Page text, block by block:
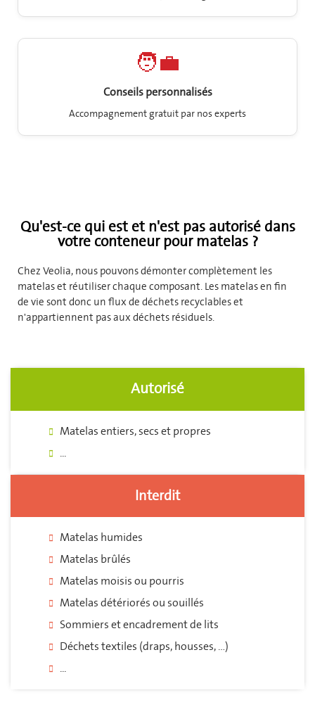
🧑‍💼
Conseils personnalisés
Accompagnement gratuit par nos experts
Qu'est-ce qui est et n'est pas autorisé dans
votre conteneur pour matelas ?
Chez Veolia, nous pouvons démonter complètement les
matelas et réutiliser chaque composant. Les matelas en fin
de vie sont donc un flux de déchets recyclables et
n'appartiennent pas aux déchets résiduels.
Autorisé
Matelas entiers, secs et propres
...
Interdit
Matelas humides
Matelas brûlés
Matelas moisis ou pourris
Matelas détériorés ou souillés
Sommiers et encadrement de lits
Déchets textiles (draps, housses, …)
...